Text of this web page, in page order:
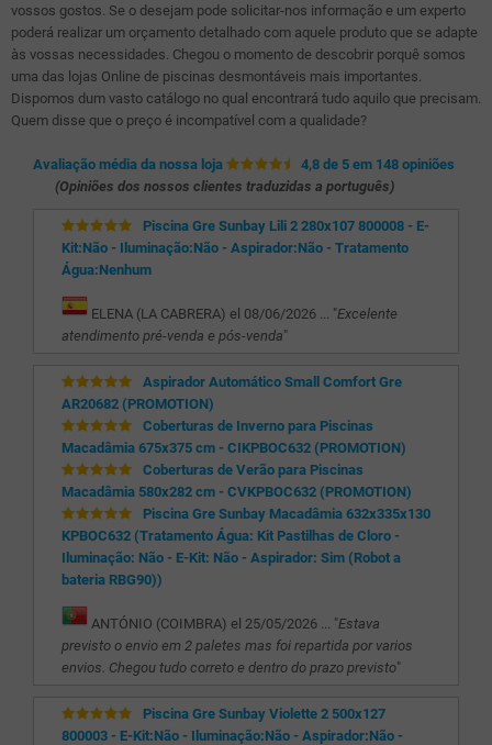
vossos gostos. Se o desejam pode solicitar-nos informação e um experto
poderá realizar um orçamento detalhado com aquele produto que se adapte
às vossas necessidades. Chegou o momento de descobrir porquê somos
uma das lojas Online de piscinas desmontáveis mais importantes.
Dispomos dum vasto catálogo no qual encontrará tudo aquilo que precisam.
Quem disse que o preço é incompatível com a qualidade?
Avaliação média da nossa loja
4,8 de 5 em 148 opiniões
(Opiniões dos nossos clientes traduzidas a português)
Piscina Gre Sunbay Lili 2 280x107 800008 - E-
Kit:Não - Iluminação:Não - Aspirador:Não - Tratamento
Água:Nenhum
ELENA (LA CABRERA) el 08/06/2026 ... "Excelente
atendimento pré-venda e pós-venda"
Aspirador Automático Small Comfort Gre
AR20682 (PROMOTION)
Coberturas de Inverno para Piscinas
Macadâmia 675x375 cm - CIKPBOC632 (PROMOTION)
Coberturas de Verão para Piscinas
Macadâmia 580x282 cm - CVKPBOC632 (PROMOTION)
Piscina Gre Sunbay Macadâmia 632x335x130
KPBOC632 (Tratamento Água: Kit Pastilhas de Cloro -
Iluminação: Não - E-Kit: Não - Aspirador: Sim (Robot a
bateria RBG90))
ANTÓNIO (COIMBRA) el 25/05/2026 ... "Estava
previsto o envio em 2 paletes mas foi repartida por varios
envios. Chegou tudo correto e dentro do prazo previsto"
Piscina Gre Sunbay Violette 2 500x127
800003 - E-Kit:Não - Iluminação:Não - Aspirador:Não -